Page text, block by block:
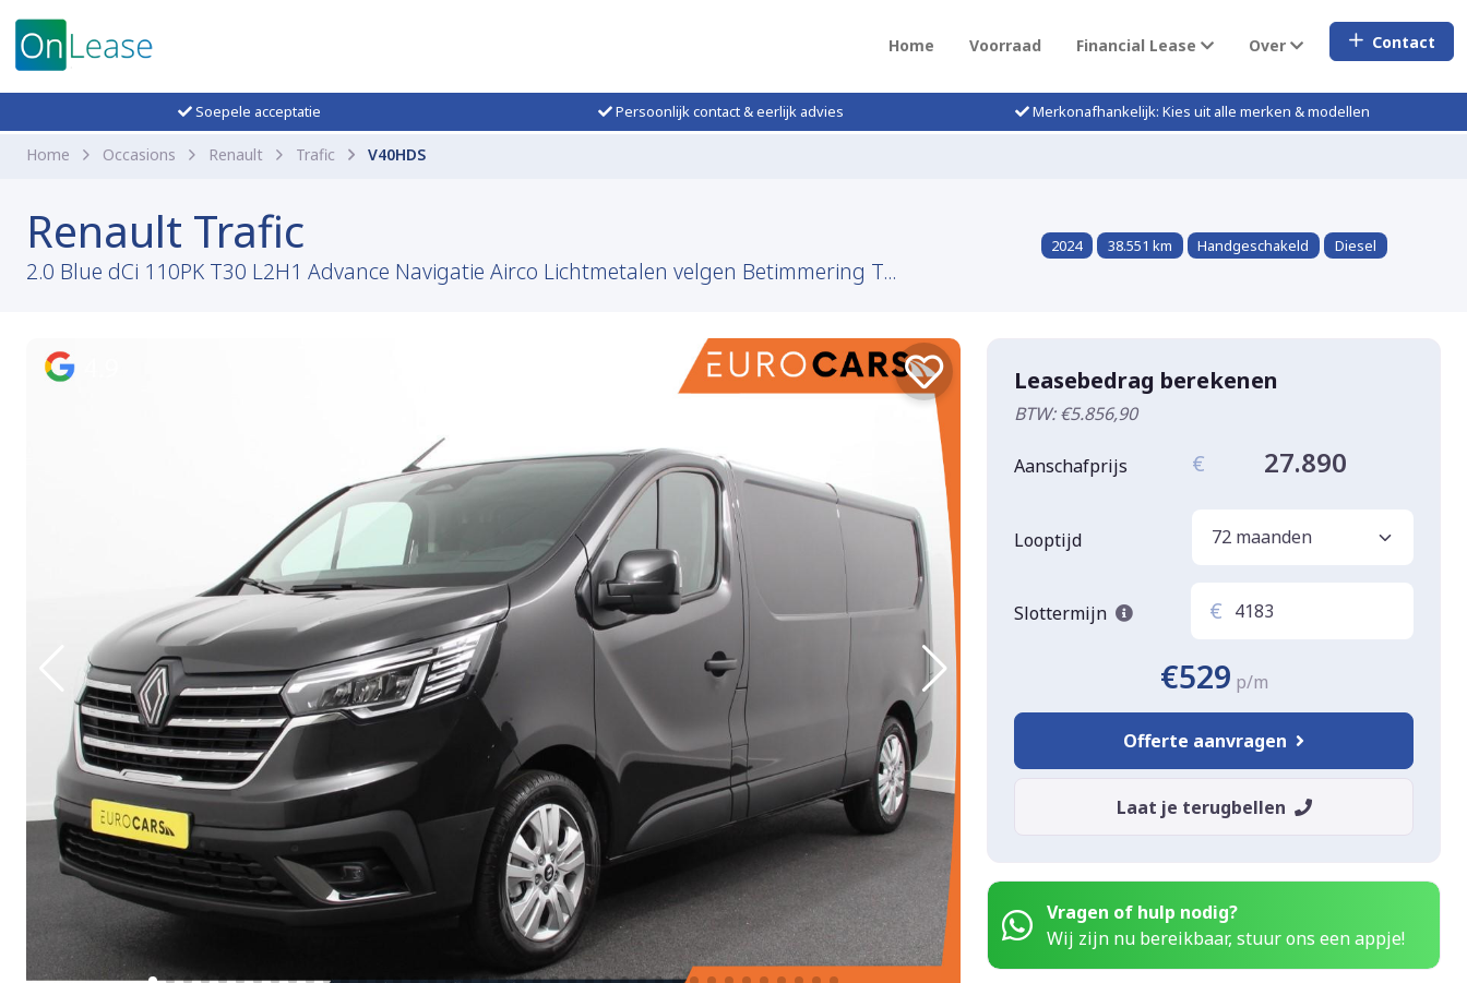
Home Voorraad Financial Lease Over Contact
Soepele acceptatie Persoonlijk contact & eerlijk advies Merkonafhankelijk: Kies uit alle merken & modellen
Home Occasions Renault Trafic V40HDS
Renault Trafic
2.0 Blue dCi 110PK T30 L2H1 Advance Navigatie Airco Lichtmetalen velgen Betimmering T...
2024 38.551 km Handgeschakeld Diesel
Leasebedrag berekenen
BTW: €5.856,90
Aanschafprijs € 27.890
Looptijd
Slottermijn €
€529 p/m
Offerte aanvragen
Laat je terugbellen
Vragen of hulp nodig?
Wij zijn nu bereikbaar, stuur ons een appje!